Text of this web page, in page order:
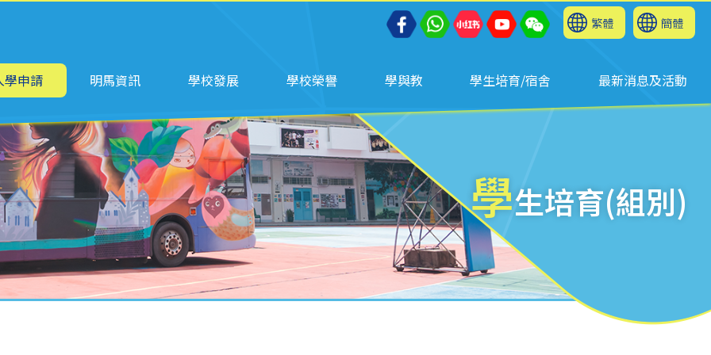
繁體 簡體
學申請 明馬資訊 學校發展 學校榮譽 學與教 學生培育/宿舍 最新消息及活動
學生培育(組別)